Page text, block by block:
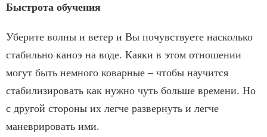
Быстрота обучения
Уберите волны и ветер и Вы почувствуете насколько
стабильно каноэ на воде. Каяки в этом отношении
могут быть немного коварные – чтобы научится
стабилизировать как нужно чуть больше времени. Но
с другой стороны их легче развернуть и легче
маневрировать ими.